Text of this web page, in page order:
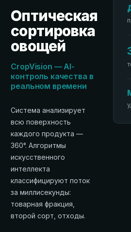
Оптическая
сортировка
овощей
CropVision — AI-
контроль качества в
реальном времени
Система анализирует
всю поверхность
каждого продукта —
360°. Алгоритмы
искусственного
интеллекта
классифицируют поток
за миллисекунды:
товарная фракция,
второй сорт, отходы.